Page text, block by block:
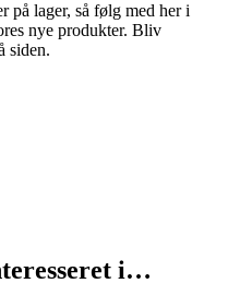
på lager, så følg med her i
nye produkter. Bliv
siden.
i…